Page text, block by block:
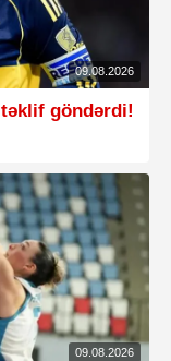
09.08.2026
təklif göndərdi!
09.08.2026